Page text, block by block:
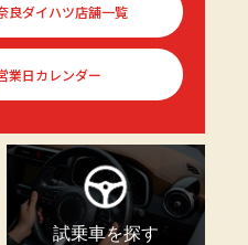
良ダイハツ店舗一覧
業日カレンダー
試乗車を探す